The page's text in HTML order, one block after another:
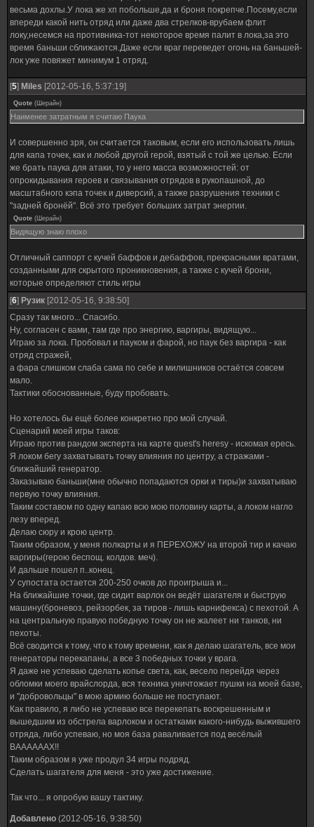
весьма дохлы.У лока же хп побольше,да и броня покрепче.Посему,если
впереди какой нить отряд или даже два стрелков-врубаем флит
локу,несемся на противника-тот некоторое время палит в лока,за это
время баньши сближаются.Даже если враг переведет огонь на баньшей-
лок уже повяжет минимум 1 отряд.
[5] Miles [2012-05-16, 5:37:19]
Quote (Шерайн)
Наименее затратным я считаю Паука
И совершенно зря, он считается таковым, если его использовать лишь
для капа точек, как и любой другой герой, взятый с той же целью. Если
же брать паука для атаки, то у него масса возможностей: от
опрокидывания героев и связывания отрядов в рукопашной, до
масштабного кэпа точек и диверсий, а также разрушения техники с
"задней бронёй". Всё это требует больших затрат энергии.
Quote (Шерайн)
Видящую знаю плохо
Отличный саппорт с кучей баффов и дебаффов, прекрасными вратами,
созданными для скрытого проникновения, а также с кучей брони,
которые определяют стиль игры
[6] Рузик [2012-05-16, 9:38:50]
Сразу так много... Спасибо.
Ну, согласен с вами, там где про энергию, варгиры, видящую...
Играю за лока. Пробовал и пауком и фарой, но паук без варгира - как
отряд стражей,
а фара слишком слаба сама по себе и милишников остаётся совсем
мало.
Тактики обоснованные, буду пробовать.
Но хотелось бы ещё более конкретно про мой случай.
Сценарий моей игры таков:
Играю против рандом эксперта на карте quest's heresy - искомая ересь.
Я локом бегу захватывать точку влияния по центру, а стражами -
ближайший генератор.
Заказываю баньши(мне обычно попадаются орки и тиры)и захватываю
первую точку влияния.
Таким составом по одну капаю всю мою половину карты, а локом нагло
лезу вперед.
Делаю сюру и крою центр.
Таким образом, у меня полкарты и я ПЕРЕХОЖУ на второй тир и качаю
варгиры(герою беспощ. колдов. меч).
И дальше пошел п..конец.
У супостата остается 200-250 очков до проигрыша и...
На ближайшие точки, где сидит варлок он ведёт шагателя и быструю
машину(броневоз, рейзорбек, за тиров - лишь карнифекса) с пехотой. А
на центральную правую победную точку он не жалеет ни танков, ни
пехоты.
Всё сводится к тому, что к тому времени, как я делаю шагатель, все мои
генераторы перекапаны, а все 3 победных точки у врага.
Я даже не успеваю сделать копье света, как, весело перейдя через
обломки моего врайслорда, вся техника уничтожает пушки на моей базе,
и "добровольцы" в мою армию больше не поступают.
Как правило, я либо не успеваю все перекепать воскрешенным и
вышедшим из обстрела варлоком и остатками какого-нибудь выжившего
отряда, либо успеваю, но моя база раваливается под весёлый
ВААААААХ!!
Таким образом я уже продул 34 игры подряд.
Сделать шагателя для меня - это уже достижение.
Так что... я опробую вашу тактику.
Добавлено (2012-05-16, 9:38:50)